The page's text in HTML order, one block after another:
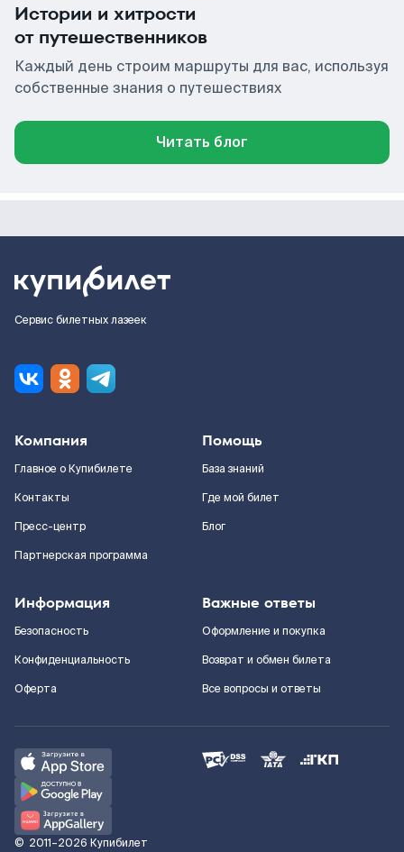
Истории и хитрости
от путешественников
Каждый день строим маршруты для вас, используя
собственные знания о путешествиях
Читать блог
Сервис билетных лазеек
Компания
Главное о Купибилете
Контакты
Пресс-центр
Партнерская программа
Помощь
База знаний
Где мой билет
Блог
Информация
Безопасность
Конфиденциальность
Оферта
Важные ответы
Оформление и покупка
Возврат и обмен билета
Все вопросы и ответы
© 2011–2026 Купибилет